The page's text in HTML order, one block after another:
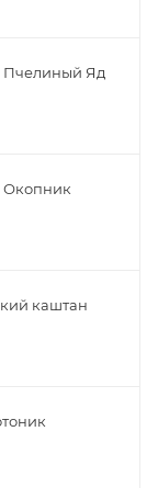
Пчелиный Яд
Окопник
каштан